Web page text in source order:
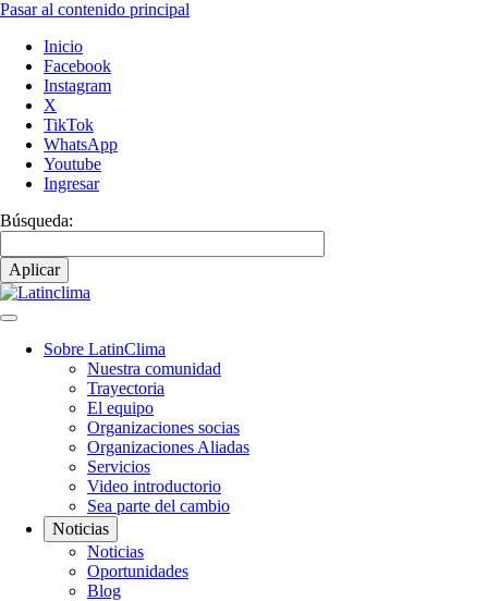
Pasar al contenido principal
Inicio
Facebook
Instagram
X
TikTok
WhatsApp
Youtube
Ingresar
Búsqueda:
Navegación
Sobre LatinClima
Nuestra comunidad
Trayectoria
El equipo
Organizaciones socias
Organizaciones Aliadas
Servicios
Video introductorio
Sea parte del cambio
Noticias
Noticias
Oportunidades
Blog